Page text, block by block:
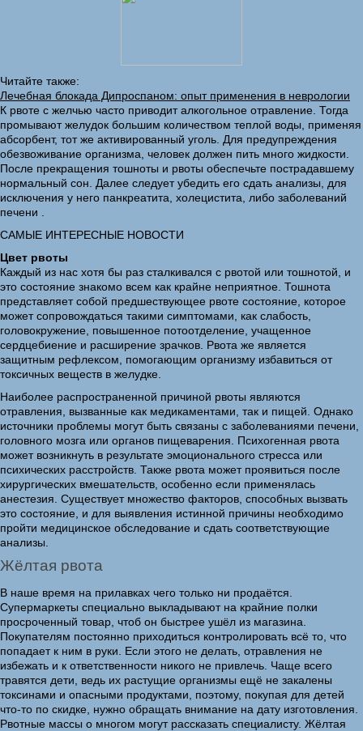
Читайте также:
Лечебная блокада Дипроспаном: опыт применения в неврологии
К рвоте с желчью часто приводит алкогольное отравление. Тогда
промывают желудок большим количеством теплой воды, применяя
абсорбент, тот же активированный уголь. Для предупреждения
обезвоживание организма, человек должен пить много жидкости.
После прекращения тошноты и рвоты обеспечьте пострадавшему
нормальный сон. Далее следует убедить его сдать анализы, для
исключения у него панкреатита, холецистита, либо заболеваний
печени .
САМЫЕ ИНТЕРЕСНЫЕ НОВОСТИ
Цвет рвоты
Каждый из нас хотя бы раз сталкивался с рвотой или тошнотой, и
это состояние знакомо всем как крайне неприятное. Тошнота
представляет собой предшествующее рвоте состояние, которое
может сопровождаться такими симптомами, как слабость,
головокружение, повышенное потоотделение, учащенное
сердцебиение и расширение зрачков. Рвота же является
защитным рефлексом, помогающим организму избавиться от
токсичных веществ в желудке.
Наиболее распространенной причиной рвоты являются
отравления, вызванные как медикаментами, так и пищей. Однако
источники проблемы могут быть связаны с заболеваниями печени,
головного мозга или органов пищеварения. Психогенная рвота
может возникнуть в результате эмоционального стресса или
психических расстройств. Также рвота может проявиться после
хирургических вмешательств, особенно если применялась
анестезия. Существует множество факторов, способных вызвать
это состояние, и для выявления истинной причины необходимо
пройти медицинское обследование и сдать соответствующие
анализы.
Жёлтая рвота
В наше время на прилавках чего только ни продаётся.
Супермаркеты специально выкладывают на крайние полки
просроченный товар, чтоб он быстрее ушёл из магазина.
Покупателям постоянно приходиться контролировать всё то, что
попадает к ним в руки. Если этого не делать, отравления не
избежать и к ответственности никого не привлечь. Чаще всего
травятся дети, ведь их растущие организмы ещё не закалены
токсинами и опасными продуктами, поэтому, покупая для детей
что-то по скидке, нужно обращать внимание на дату изготовления.
Рвотные массы о многом могут рассказать специалисту. Жёлтая